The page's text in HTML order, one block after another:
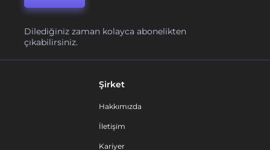
Dilediğiniz zaman kolayca abonelikten
çıkabilirsiniz.
Şirket
Hakkımızda
İletişim
Kariyer